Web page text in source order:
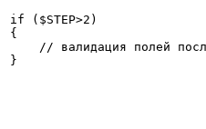
if ($STEP>2)
{
// валидация полей